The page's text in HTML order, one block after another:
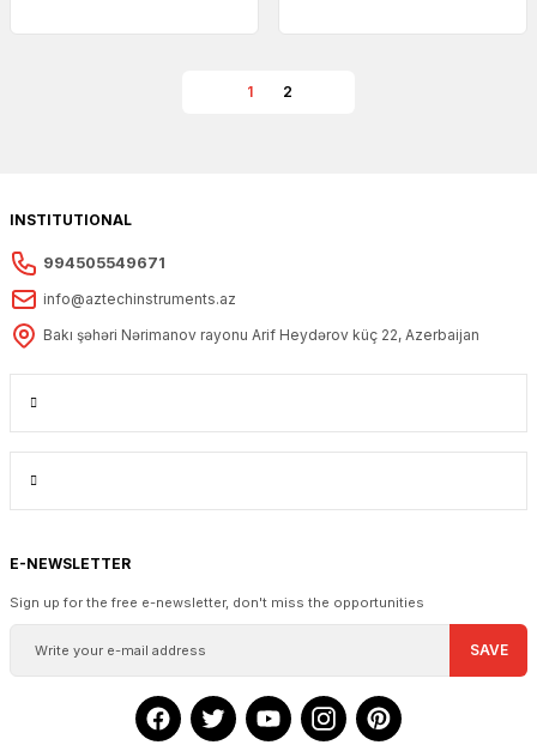
1 2
INSTITUTIONAL
994505549671
info@aztechinstruments.az
Bakı şəhəri Nərimanov rayonu Arif Heydərov küç 22, Azerbaijan
E-NEWSLETTER
Sign up for the free e-newsletter, don't miss the opportunities
SAVE